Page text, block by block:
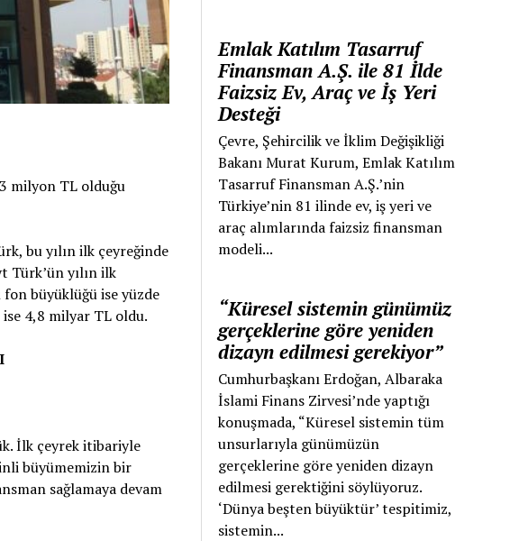
milyon TL olduğu
bu yılın ilk çeyreğinde
Türk’ün yılın ilk
fon büyüklüğü ise yüzde
4,8 milyar TL oldu.
İlk çeyrek itibariyle
büyümemizin bir
sağlamaya devam
Emlak Katılım Tasarruf
Finansman A.Ş. ile 81 İlde
Faizsiz Ev, Araç ve İş Yeri
Desteği
Çevre, Şehircilik ve İklim Değişikliği
Bakanı Murat Kurum, Emlak Katılım
Tasarruf Finansman A.Ş.’nin
Türkiye’nin 81 ilinde ev, iş yeri ve
araç alımlarında faizsiz finansman
modeli...
“Küresel sistemin günümüz
gerçeklerine göre yeniden
dizayn edilmesi gerekiyor”
Cumhurbaşkanı Erdoğan, Albaraka
İslami Finans Zirvesi’nde yaptığı
konuşmada, “Küresel sistemin tüm
unsurlarıyla günümüzün
gerçeklerine göre yeniden dizayn
edilmesi gerektiğini söylüyoruz.
‘Dünya beşten büyüktür’ tespitimiz,
sistemin...